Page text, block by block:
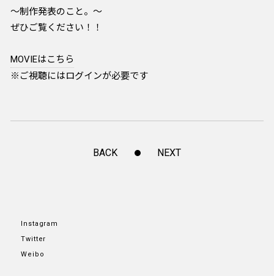
～制作発表のこと。～
ぜひご覧ください！！
MOVIEはこちら
※ご視聴にはログインが必要です
BACK NEXT
Instagram
Twitter
Weibo